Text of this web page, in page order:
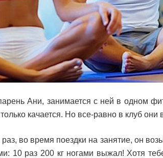
Ани, занимается с ней в одном
качается. Но все-равно в клуб они
раз, во время поездки на занятие, он
10 раз 200 кг ногами выжал! Хотя